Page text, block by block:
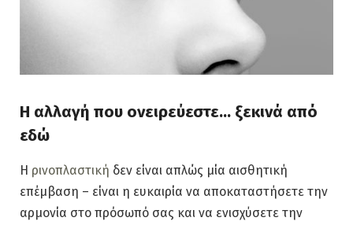
Η αλλαγή που ονειρεύεστε… ξεκινά από
εδώ
Η ρινοπλαστική δεν είναι απλώς μία αισθητική
επέμβαση – είναι η ευκαιρία να αποκαταστήσετε την
αρμονία στο πρόσωπό σας και να ενισχύσετε την